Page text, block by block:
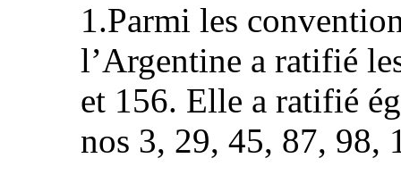
1.Parmi les
l’Argentine a ratifié
et 156. Elle a ratifié
nos 3, 29, 45, 87, 98,